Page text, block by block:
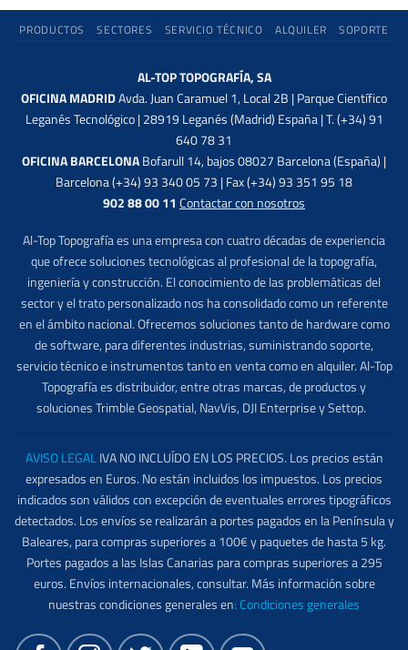
PRODUCTOS SECTORES SERVICIO TÉCNICO ALQUILER SOPORTE
AL-TOP TOPOGRAFÍA, SA
OFICINA MADRIDAvda. Juan Caramuel 1, Local 2B | Parque Científico
Leganés Tecnológico | 28919 Leganés (Madrid) España | T. (+34) 91
640 78 31
OFICINA BARCELONABofarull 14, bajos 08027 Barcelona (España) |
Barcelona (+34) 93 340 05 73 | Fax (+34) 93 351 95 18
902 88 00 11 Contactar con nosotros
Al-Top Topografía es una empresa con cuatro décadas de experiencia
que ofrece soluciones tecnológicas al profesional de la topografía,
ingeniería y construcción. El conocimiento de las problemáticas del
sector y el trato personalizado nos ha consolidado como un referente
en el ámbito nacional. Ofrecemos soluciones tanto de hardware como
de software, para diferentes industrias, suministrando soporte,
servicio técnico e instrumentos tanto en venta como en alquiler. Al-Top
Topografía es distribuidor, entre otras marcas, de productos y
soluciones Trimble Geospatial, NavVis, DJI Enterprise y Settop.
AVISO LEGALIVA NO INCLUÍDO EN LOS PRECIOS. Los precios están
expresados en Euros. No están incluidos los impuestos. Los precios
indicados son válidos con excepción de eventuales errores tipográficos
detectados. Los envíos se realizarán a portes pagados en la Península y
Baleares, para compras superiores a 100€ y paquetes de hasta 5 kg.
Portes pagados a las Islas Canarias para compras superiores a 295
euros. Envíos internacionales, consultar. Más información sobre
nuestras condiciones generales en: Condiciones generales